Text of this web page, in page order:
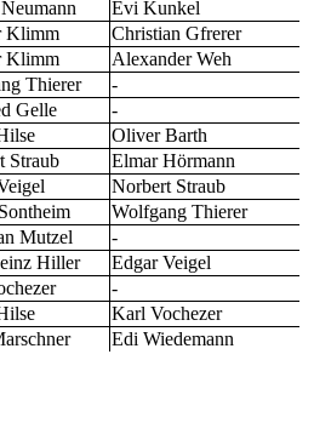
Evi Kunkel
Klimm
Christian Gfrerer
Klimm
Alexander Weh
Thierer
-
Gelle
-
Oliver Barth
Straub
Elmar Hörmann
Norbert Straub
Wolfgang Thierer
Mutzel
-
Hiller
Edgar Veigel
-
Karl Vochezer
Edi Wiedemann